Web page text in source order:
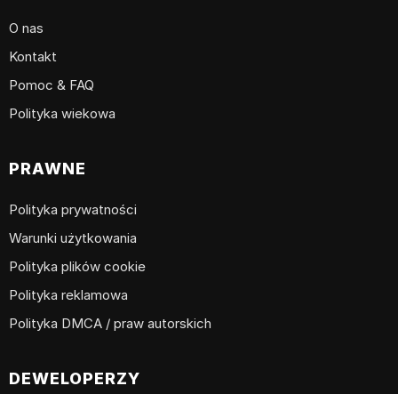
O nas
Kontakt
Pomoc & FAQ
Polityka wiekowa
PRAWNE
Polityka prywatności
Warunki użytkowania
Polityka plików cookie
Polityka reklamowa
Polityka DMCA / praw autorskich
DEWELOPERZY